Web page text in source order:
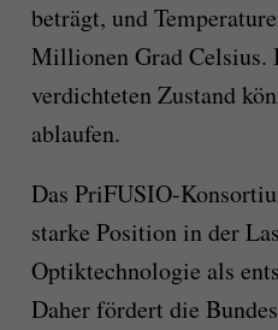
beträgt, und
Millionen Grad Celsius.
verdichteten Zustand
ablaufen.
Das PriFUSIO-
starke Position in der
Optiktechnologie als
Daher fördert die